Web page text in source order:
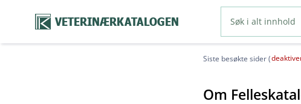
VETERINÆRKATALOGEN
Siste besøkte sider (
Om